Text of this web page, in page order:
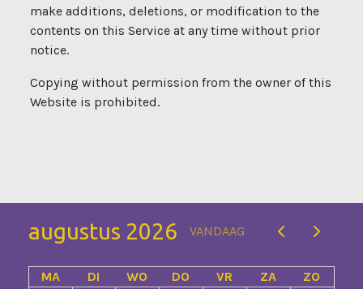
make additions, deletions, or modification to the
contents on this Service at any time without prior
notice.
Copying without permission from the owner of this
Website is prohibited.
augustus 2026 VANDAAG
MA DI WO DO VR ZA
ZO